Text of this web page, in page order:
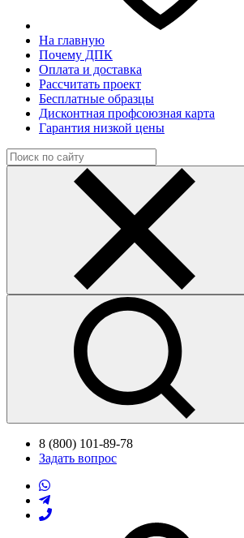
На главную
Почему ДПК
Оплата и доставка
Рассчитать проект
Бесплатные образцы
Дисконтная профсоюзная карта
Гарантия низкой цены
8 (800) 101-89-78
Задать вопрос